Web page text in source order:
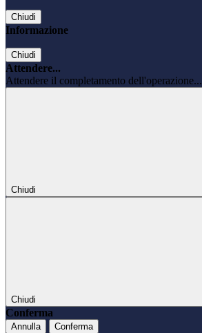
Chiudi
Informazione
Chiudi
Attendere...
Attendere il completamento dell'operazione...
Chiudi
Chiudi
Conferma
Annulla Conferma